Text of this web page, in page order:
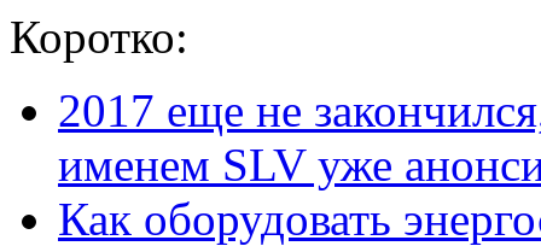
Коротко:
2017 еще не
именем SLV уже
Как оборудовать